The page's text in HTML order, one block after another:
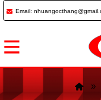
Email: